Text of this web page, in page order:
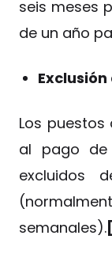
seis meses
de un año
Los
al pago de
excluidos
semanales).